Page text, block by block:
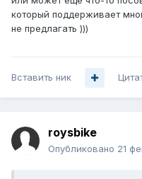
который поддерживает
не предлагать )))
Вставить ник
roysbike
Опубликовано 21